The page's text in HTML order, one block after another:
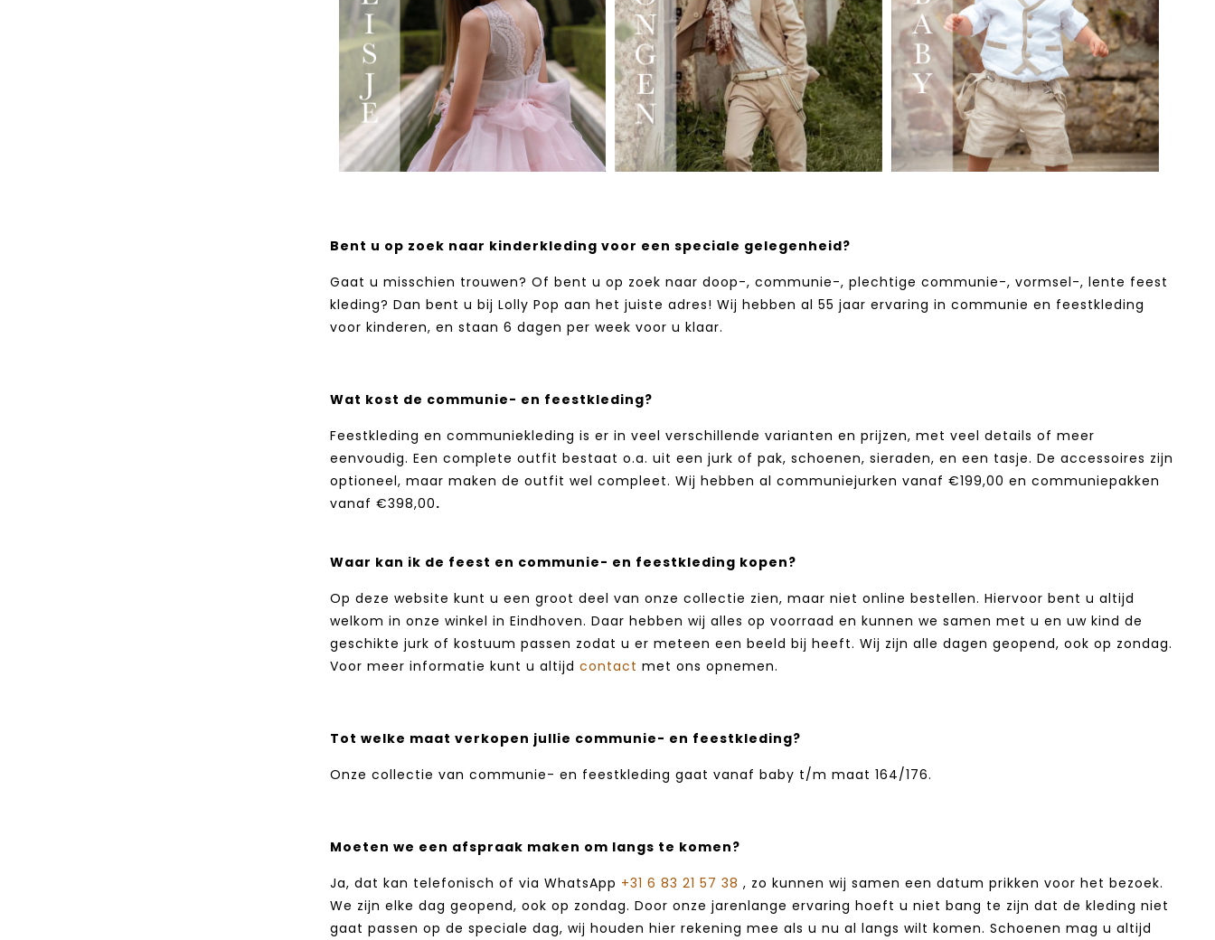
Bent u op zoek naar kinderkleding voor een speciale gelegenheid?
Gaat u misschien trouwen? Of bent u op zoek naar doop-, communie-, plechtige communie-, vormsel-, lente feest
kleding? Dan bent u bij Lolly Pop aan het juiste adres! Wij hebben al 55 jaar ervaring in communie en feestkleding
voor kinderen, en staan 6 dagen per week voor u klaar.
Wat kost de communie- en feestkleding?
Feestkleding en communiekleding is er in veel verschillende varianten en prijzen, met veel details of meer
eenvoudig. Een complete outfit bestaat o.a. uit een jurk of pak, schoenen, sieraden, en een tasje. De accessoires zijn
optioneel, maar maken de outfit wel compleet. Wij hebben al communiejurken vanaf €199,00 en communiepakken
vanaf €398,00.
Waar kan ik de feest en communie- en feestkleding kopen?
Op deze website kunt u een groot deel van onze collectie zien, maar niet online bestellen. Hiervoor bent u altijd
welkom in onze winkel in Eindhoven. Daar hebben wij alles op voorraad en kunnen we samen met u en uw kind de
geschikte jurk of kostuum passen zodat u er meteen een beeld bij heeft. Wij zijn alle dagen geopend, ook op zondag.
Voor meer informatie kunt u altijd contact met ons opnemen.
Tot welke maat verkopen jullie communie- en feestkleding?
Onze collectie van communie- en feestkleding gaat vanaf baby t/m maat 164/176.
Moeten we een afspraak maken om langs te komen?
Ja, dat kan telefonisch of via WhatsApp +31 6 83 21 57 38 , zo kunnen wij samen een datum prikken voor het bezoek.
We zijn elke dag geopend, ook op zondag. Door onze jarenlange ervaring hoeft u niet bang te zijn dat de kleding niet
gaat passen op de speciale dag, wij houden hier rekening mee als u nu al langs wilt komen. Schoenen mag u altijd